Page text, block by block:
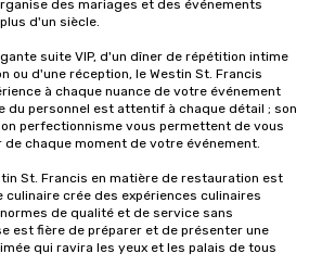
des mariages et des événements
d'un siècle.
suite VIP, d'un dîner de répétition intime
ou d'une réception, le Westin St. Francis
à chaque nuance de votre événement
du personnel est attentif à chaque détail ; son
perfectionnisme vous permettent de vous
chaque moment de votre événement.
St. Francis en matière de restauration est
culinaire crée des expériences culinaires
de qualité et de service sans
est fière de préparer et de présenter une
qui ravira les yeux et les palais de tous